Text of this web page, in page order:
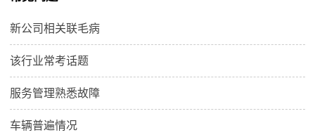
新公司相关联毛病
该行业常考话题
服务管理熟悉故障
车辆普遍情况